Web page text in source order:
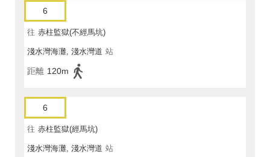
6
往 赤柱監獄(不經馬坑)
淺水灣海灘, 淺水灣道 站
距離 120m
6
往 赤柱監獄(經馬坑)
淺水灣海灘, 淺水灣道 站